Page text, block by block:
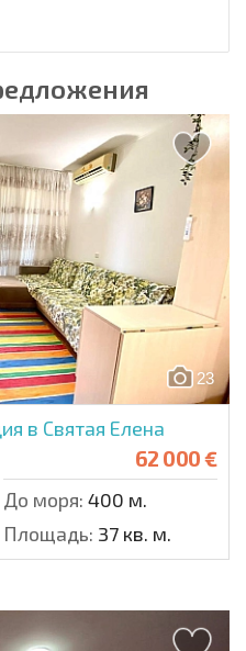
23
в Святая Елена
62 000 €
До моря: 400 м.
Площадь: 37 кв. м.